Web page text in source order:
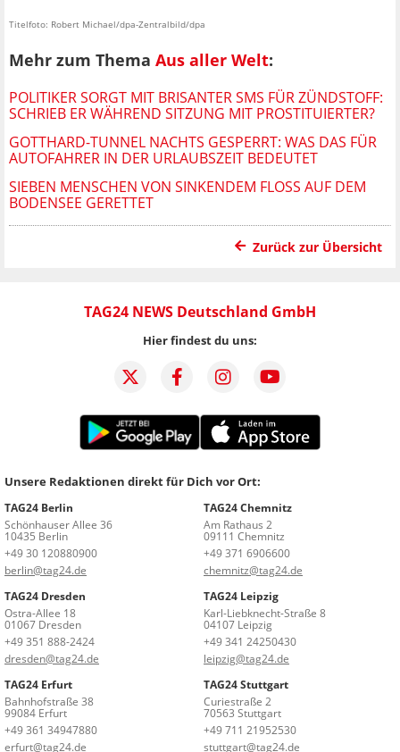
Titelfoto: Robert Michael/dpa-Zentralbild/dpa
Mehr zum Thema Aus aller Welt:
POLITIKER SORGT MIT BRISANTER SMS FÜR ZÜNDSTOFF:
SCHRIEB ER WÄHREND SITZUNG MIT PROSTITUIERTER?
GOTTHARD-TUNNEL NACHTS GESPERRT: WAS DAS FÜR
AUTOFAHRER IN DER URLAUBSZEIT BEDEUTET
SIEBEN MENSCHEN VON SINKENDEM FLOSS AUF DEM B
ODENSEE GERETTET
Zurück zur Übersicht
TAG24 NEWS Deutschland GmbH
Hier findest du uns:
Unsere Redaktionen direkt für Dich vor Ort:
TAG24 Berlin
Schönhauser Allee 36
10435 Berlin
+49 30 120880900
berlin@tag24.de
TAG24 Chemnitz
Am Rathaus 2
09111 Chemnitz
+49 371 6906600
chemnitz@tag24.de
TAG24 Dresden
Ostra-Allee 18
01067 Dresden
+49 351 888-2424
dresden@tag24.de
TAG24 Leipzig
Karl-Liebknecht-Straße 8
04107 Leipzig
+49 341 24250430
leipzig@tag24.de
TAG24 Erfurt
Bahnhofstraße 38
99084 Erfurt
+49 361 34947880
erfurt@tag24.de
TAG24 Stuttgart
Curiestraße 2
70563 Stuttgart
+49 711 21952530
stuttgart@tag24.de